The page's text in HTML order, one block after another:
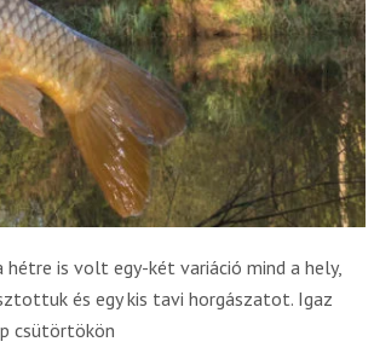
is volt egy-két variáció mind a hely,
és egy kis tavi horgászatot. Igaz
csütörtökön